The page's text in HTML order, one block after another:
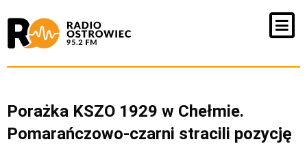
Porażka KSZO 1929 w Chełmie.
Pomarańczowo-czarni stracili pozycję